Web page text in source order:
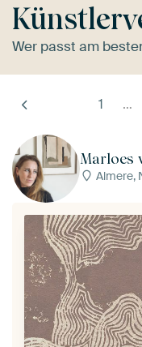
Wer passt am
1 …
Marloes
Almere,